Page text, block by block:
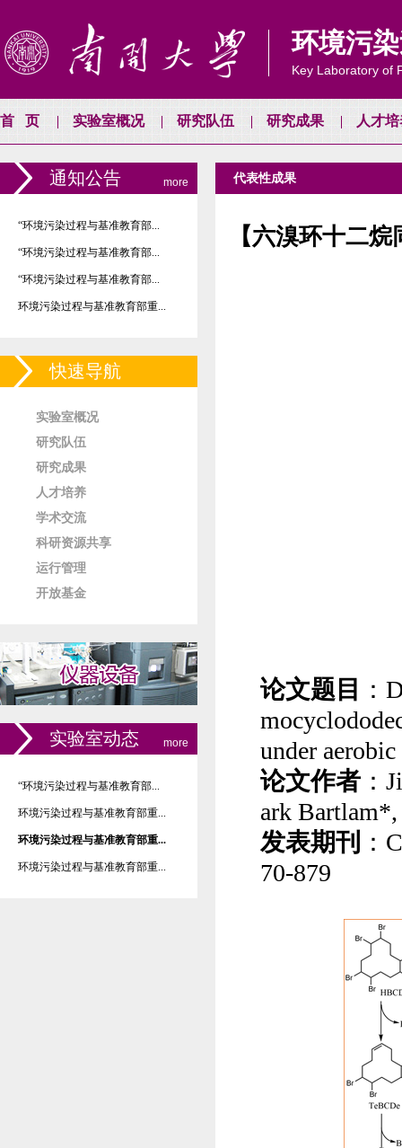
环境污
Key Laboratory of
首页 实验室概况 研究队伍 研究成果 人才
通知公告 more
“环境污染过程与基准教育部...
“环境污染过程与基准教育部...
“环境污染过程与基准教育部...
环境污染过程与基准教育部重...
快速导航
实验室概况
研究队伍
研究成果
人才培养
学术交流
科研资源共享
运行管理
开放基金
实验室动态 more
“环境污染过程与基准教育部...
环境污染过程与基准教育部重...
环境污染过程与基准教育部重...
环境污染过程与基准教育部重...
代表性成果
【六溴环十二
论文题目 ：
under
论文作者 ：
ark
发表期刊
：
70-879